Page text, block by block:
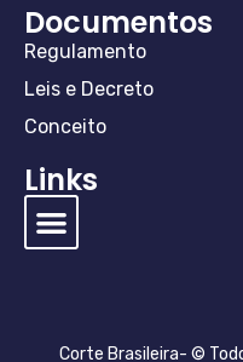
Documentos
Regulamento
Leis e Decreto
Conceito
Links
Corte Brasileira- ©